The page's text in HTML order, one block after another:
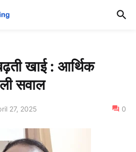
खाई : आर्थिक
सवाल
27, 2025 0